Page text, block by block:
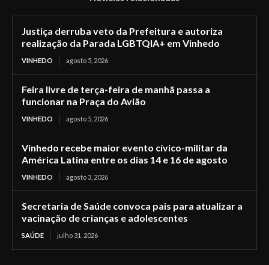
Justiça derruba veto da Prefeitura e autoriza
realização da Parada LGBTQIA+ em Vinhedo
VINHEDO agosto 5, 2026
Feira livre de terça-feira de manhã passa a
funcionar na Praça do Avião
VINHEDO agosto 5, 2026
Vinhedo recebe maior evento cívico-militar da
América Latina entre os dias 14 e 16 de agosto
VINHEDO agosto 3, 2026
Secretaria de Saúde convoca pais para atualizar a
vacinação de crianças e adolescentes
SAÚDE julho 31, 2026